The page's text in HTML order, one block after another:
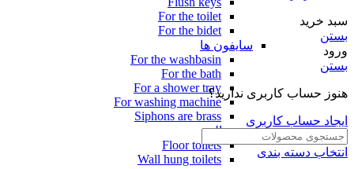
For the toilet
For the bidet
سایفون ها
For the washbasin
For the bath
For a shower tray
For washing machine
Siphons are brass
میز توالت
Floor toilets
Wall hung toilets
سبد خرید
بستن
ورود
بستن
هنوز حساب کاربری ندارید؟
ایجاد حساب کاربری
انتخاب دسته بندی